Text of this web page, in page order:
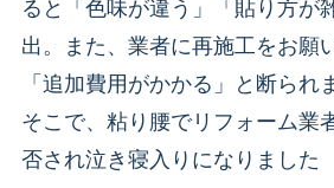
ると「色味が違う」「貼り方が
出。また、業者に再施工をお願
「追加費用がかかる」と断られ
そこで、粘り腰でリフォーム業
否され泣き寝入りになりました